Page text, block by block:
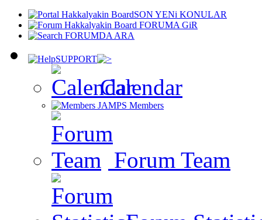
SON YENi KONULAR
FORUMA GiR
FORUMDA ARA
SUPPORT
Calendar
Members
Forum Team